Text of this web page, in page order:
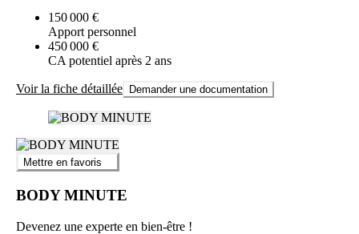
150 000 €
Apport personnel
450 000 €
CA potentiel après 2 ans
Voir la fiche détaillée Demander une documentation
Mettre en favoris
BODY MINUTE
Devenez une experte en bien-être !